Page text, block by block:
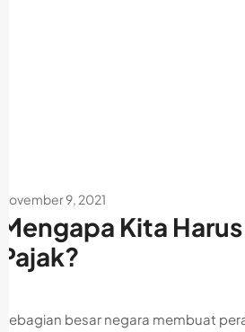
November 9, 2021
Mengapa Kita
Pajak?
Sebagian besar negara membuat